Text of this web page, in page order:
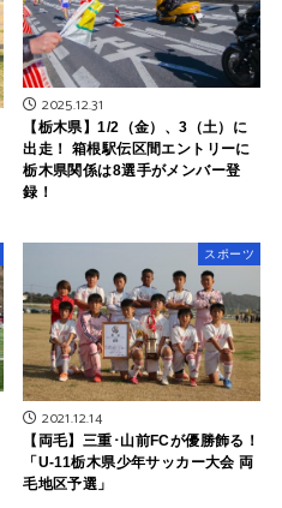
2025.12.31
【栃木県】1/2（金）、3（土）に
出走！ 箱根駅伝区間エントリーに
栃木県関係は8選手がメンバー登
録！
スポーツ
2021.12.14
【両毛】三重･山前FCが優勝飾る！
「U-11栃木県少年サッカー大会 両
毛地区予選」